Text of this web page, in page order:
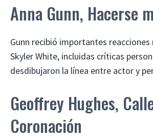
Anna Gunn, Hacerse
Gunn recibió importantes reacciones
Skyler White, incluidas críticas
desdibujaron la línea entre actor y
Geoffrey Hughes,
Coronación